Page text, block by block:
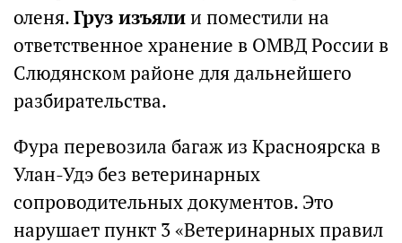
оленя.Груз изъялии поместили на
ответственное хранение в ОМВД России в
Слюдянском районе для дальнейшего
разбирательства.
Фура перевозила багаж из Красноярска в
Улан-Удэ без ветеринарных
сопроводительных документов. Это
нарушает пункт 3 «Ветеринарных правил